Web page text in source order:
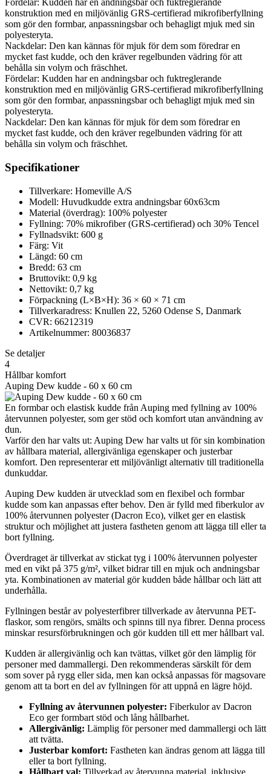
Fördelar: Kudden har en andningsbar och fuktreglerande
konstruktion med en miljövänlig GRS-certifierad mikrofiberfyllning
som gör den formbar, anpassningsbar och behagligt mjuk med sin
polyesteryta.
Nackdelar: Den kan kännas för mjuk för dem som föredrar en
mycket fast kudde, och den kräver regelbunden vädring för att
behålla sin volym och fräschhet.
Fördelar: Kudden har en andningsbar och fuktreglerande
konstruktion med en miljövänlig GRS-certifierad mikrofiberfyllning
som gör den formbar, anpassningsbar och behagligt mjuk med sin
polyesteryta.
Nackdelar: Den kan kännas för mjuk för dem som föredrar en
mycket fast kudde, och den kräver regelbunden vädring för att
behålla sin volym och fräschhet.
Specifikationer
Tillverkare: Homeville A/S
Modell: Huvudkudde extra andningsbar 60x63cm
Material (överdrag): 100% polyester
Fyllning: 70% mikrofiber (GRS-certifierad) och 30% Tencel
Fyllnadsvikt: 600 g
Färg: Vit
Längd: 60 cm
Bredd: 63 cm
Bruttovikt: 0,9 kg
Nettovikt: 0,7 kg
Förpackning (L×B×H): 36 × 60 × 71 cm
Tillverkaradress: Knullen 22, 5260 Odense S, Danmark
CVR: 66212319
Artikelnummer: 80036837
Se detaljer
4
Hållbar komfort
Auping Dew kudde - 60 x 60 cm
En formbar och elastisk kudde från Auping med fyllning av 100%
återvunnen polyester, som ger stöd och komfort utan användning av
dun.
Varför den har valts ut: Auping Dew har valts ut för sin kombination
av hållbara material, allergivänliga egenskaper och justerbar
komfort. Den representerar ett miljövänligt alternativ till traditionella
dunkuddar.
Auping Dew kudden är utvecklad som en flexibel och formbar
kudde som kan anpassas efter behov. Den är fylld med fiberkulor av
100% återvunnen polyester (Dacron Eco), vilket ger en elastisk
struktur och möjlighet att justera fastheten genom att lägga till eller ta
bort fyllning.
Överdraget är tillverkat av stickat tyg i 100% återvunnen polyester
med en vikt på 375 g/m², vilket bidrar till en mjuk och andningsbar
yta. Kombinationen av material gör kudden både hållbar och lätt att
underhålla.
Fyllningen består av polyesterfibrer tillverkade av återvunna PET-
flaskor, som rengörs, smälts och spinns till nya fibrer. Denna process
minskar resursförbrukningen och gör kudden till ett mer hållbart val.
Kudden är allergivänlig och kan tvättas, vilket gör den lämplig för
personer med dammallergi. Den rekommenderas särskilt för dem
som sover på rygg eller sida, men kan också anpassas för magsovare
genom att ta bort en del av fyllningen för att uppnå en lägre höjd.
Fyllning av återvunnen polyester: Fiberkulor av Dacron
Eco ger formbart stöd och lång hållbarhet.
Allergivänlig: Lämplig för personer med dammallergi och lätt
att tvätta.
Justerbar komfort: Fastheten kan ändras genom att lägga till
eller ta bort fyllning.
Hållbart val: Tillverkad av återvunna material, inklusive